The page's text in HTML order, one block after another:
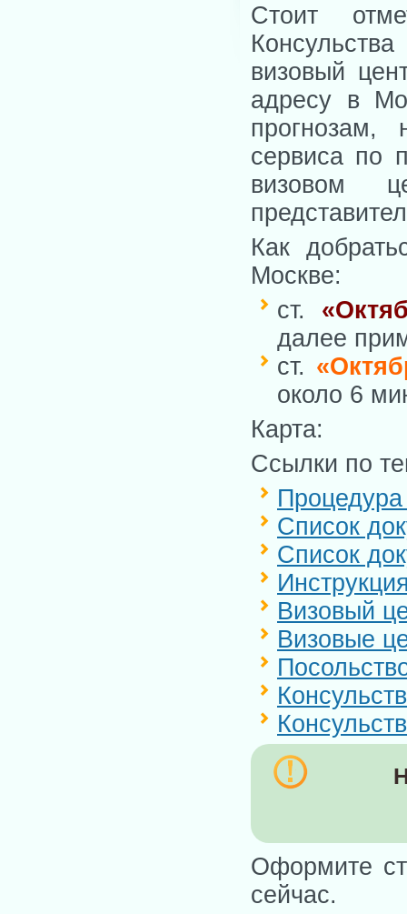
Стоит
визовый
адресу в
прогнозам,
сервиса по
визовом
Как
Москве:
ст.
далее
ст.
около 6
Карта:
Ссылки по
Список
Список
Визовый
Визовые
Оформите
сейчас.